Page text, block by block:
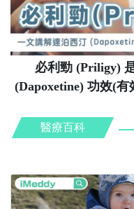
必利勁 (Priligy)
(Dapoxetine) 功效(
醫療百科